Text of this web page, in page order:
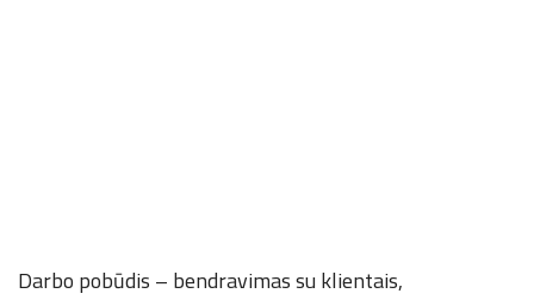
Darbo pobūdis – bendravimas su klientais,